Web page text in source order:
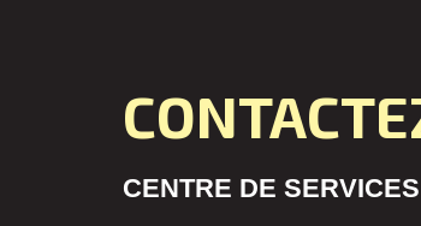
CENTRE DE